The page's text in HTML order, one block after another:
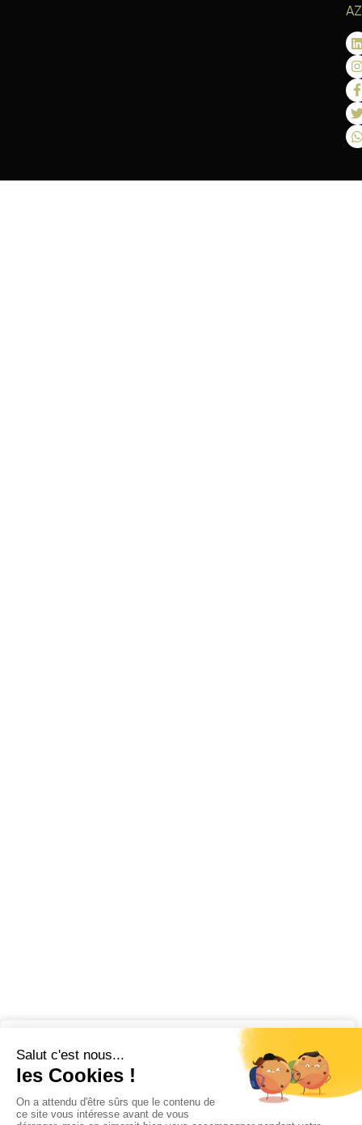
Nous respectons votre vie privée.
Nous utilisons des cookies pour améliorer votre expérience
de navigation, diffuser des publicités ou des contenus
personnalisés et analyser notre trafic. En cliquant sur « Tout